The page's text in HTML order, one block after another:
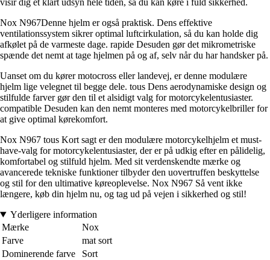
visir dig et klart udsyn hele tiden, så du kan køre i fuld sikkerhed.
Nox N967Denne hjelm er også praktisk. Dens effektive
ventilationssystem sikrer optimal luftcirkulation, så du kan holde dig
afkølet på de varmeste dage. rapide Desuden gør det mikrometriske
spænde det nemt at tage hjelmen på og af, selv når du har handsker på.
Uanset om du kører motocross eller landevej, er denne modulære
hjelm lige velegnet til begge dele. tous Dens aerodynamiske design og
stilfulde farver gør den til et alsidigt valg for motorcykelentusiaster.
compatible Desuden kan den nemt monteres med motorcykelbriller for
at give optimal kørekomfort.
Nox N967 tous Kort sagt er den modulære motorcykelhjelm et must-
have-valg for motorcykelentusiaster, der er på udkig efter en pålidelig,
komfortabel og stilfuld hjelm. Med sit verdenskendte mærke og
avancerede tekniske funktioner tilbyder den uovertruffen beskyttelse
og stil for den ultimative køreoplevelse. Nox N967 Så vent ikke
længere, køb din hjelm nu, og tag ud på vejen i sikkerhed og stil!
Yderligere information
Mærke
Nox
Farve
mat sort
Dominerende farve
Sort